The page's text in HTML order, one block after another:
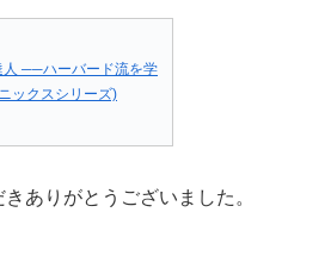
人 ──ハーバード流を学
ックスシリーズ)
ありがとうございました。